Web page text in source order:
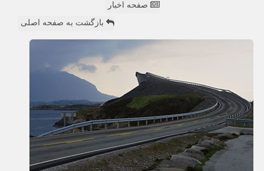
صفحه اخبار
بازگشت به صفحه اصلی